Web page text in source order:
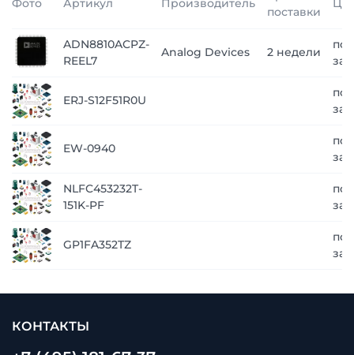
Фото Артикул Производитель
поставки
ADN8810ACPZ-
REEL7
Analog Devices 2 недели
по
ERJ-S12F51R0U
по
EW-0940
по
NLFC453232T-
151K-PF
по
GP1FA352TZ
по
КОНТАКТЫ